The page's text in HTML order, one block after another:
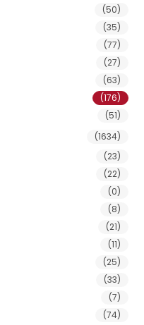
(50)
(35)
(77)
(27)
(63)
(176)
(51)
(1634)
(23)
(22)
(0)
(8)
(21)
(11)
(25)
(33)
(7)
(74)